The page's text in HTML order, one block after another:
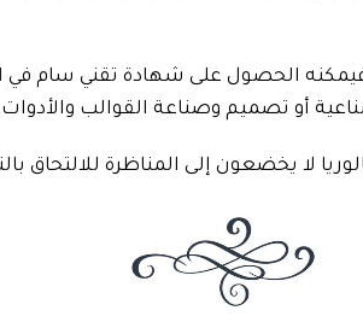
فيمكنه الحصول على شهادة تقني سام في
أو تصميم وصناعة القوالب
لا يخضعون إلى المناظرة للالتحاق